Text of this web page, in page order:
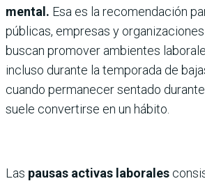
mental. Esa es la recomendación
públicas, empresas y
buscan promover ambientes
incluso durante la temporada de
cuando permanecer sentado
suele convertirse en un hábito.
Las pausas activas laborales